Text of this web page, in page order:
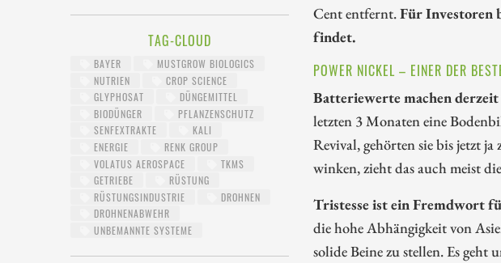
TAG-CLOUD
BAYER
MUSTGROW BIOLOGICS
NUTRIEN
CROP SCIENCE
GLYPHOSAT
DÜNGEMITTEL
BIODÜNGER
PFLANZENSCHUTZ
SENFEXTRAKTE
KALI
ENERGIE
RENK GROUP
VOLATUS AEROSPACE
TKMS
GETRIEBE
RÜSTUNG
RÜSTUNGSINDUSTRIE
DROHNEN
DROHNENABWEHR
UNBEMANNTE SYSTEME
Cent entfernt.Für Investoren
findet.
POWER NICKEL – EINER DER
Batteriewerte machen derzeit
letzten 3 Monaten eine
Revival, gehörten sie bis jetzt
winken, zieht das auch meist
Tristesse ist ein Fremdwort
die hohe Abhängigkeit von
solide Beine zu stellen. Es